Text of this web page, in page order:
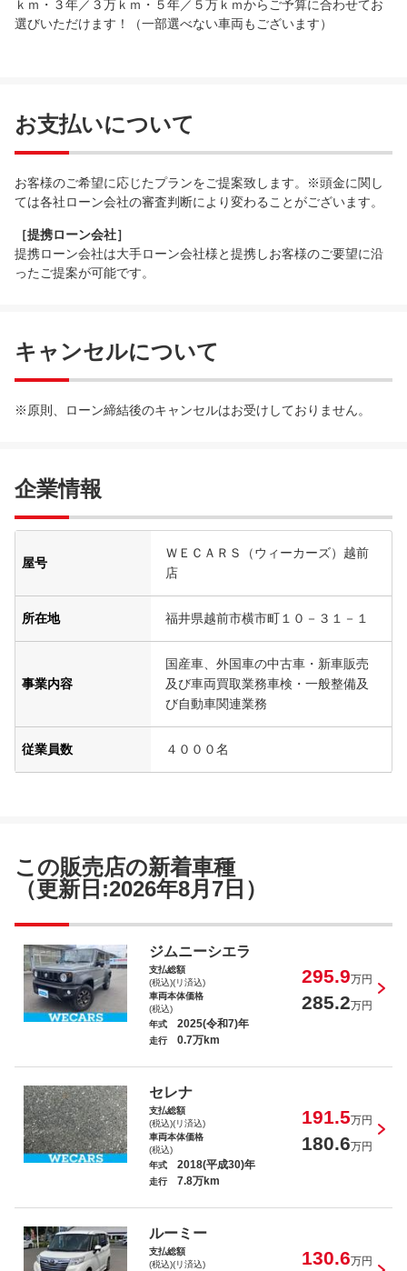
ｋｍ・３年／３万ｋｍ・５年／５万ｋｍからご予算に合わせてお
選びいただけます！（一部選べない車両もございます）
お支払いについて
お客様のご希望に応じたプランをご提案致します。※頭金に関し
ては各社ローン会社の審査判断により変わることがございます。
［提携ローン会社］
提携ローン会社は大手ローン会社様と提携しお客様のご要望に沿
ったご提案が可能です。
キャンセルについて
※原則、ローン締結後のキャンセルはお受けしておりません。
企業情報
屋号
ＷＥＣＡＲＳ（ウィーカーズ）越前
店
所在地 福井県越前市横市町１０－３１－１
事業内容
国産車、外国車の中古車・新車販売
及び車両買取業務車検・一般整備及
び自動車関連業務
従業員数 ４０００名
この販売店の新着車種
（更新日:2026年8月7日）
ジムニーシエラ
支払総額
(税込)(リ済込)
295.9万円
車両本体価格
(税込)
285.2万円
年式 2025(令和7)年
走行 0.7万km
セレナ
支払総額
(税込)(リ済込)
191.5万円
車両本体価格
(税込)
180.6万円
年式 2018(平成30)年
走行 7.8万km
ルーミー
支払総額
(税込)(リ済込)
130.6万円